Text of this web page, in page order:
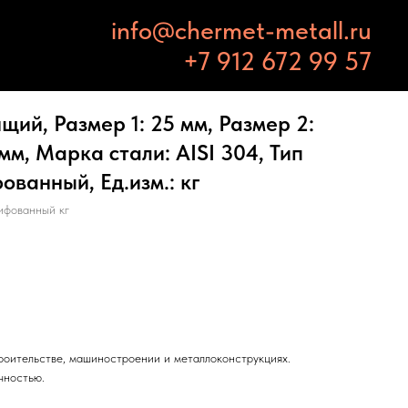
info@chermet-metall.ru
+7 912 672 99 57
Размер 1: 25 мм, Размер 2:
Марка стали: AISI 304, Тип
Ед.изм.: кг
кг
машиностроении и металлоконструкциях.